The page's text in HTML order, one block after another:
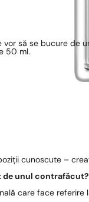
vor să se bucure
50 ml.
cunoscute –
de unul contrafăcut?
care face